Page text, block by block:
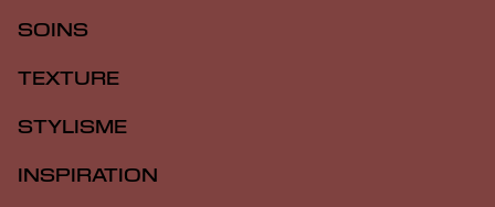
SOINS
TEXTURE
STYLISME
INSPIRATION